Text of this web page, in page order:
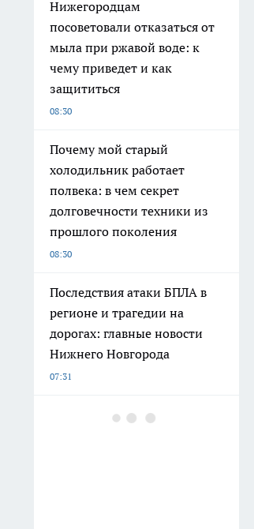
Нижегородцам
посоветовали отказаться от
мыла при ржавой воде: к
чему приведет и как
защититься
08:30
Почему мой старый
холодильник работает
полвека: в чем секрет
долговечности техники из
прошлого поколения
08:30
Последствия атаки БПЛА в
регионе и трагедии на
дорогах: главные новости
Нижнего Новгорода
07:31
Банки у нижегородцев